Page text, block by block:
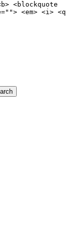
<blockquote
<em> <i> <q